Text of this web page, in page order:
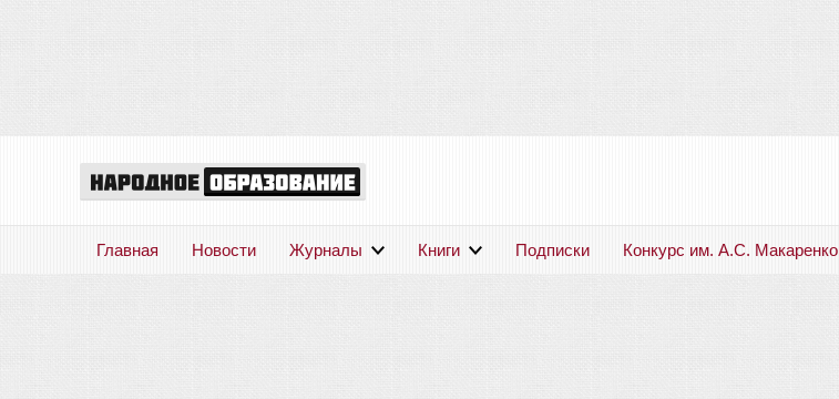
Главная Новости Журналы Книги Подписки Конкурс им. А.С. Макаренко